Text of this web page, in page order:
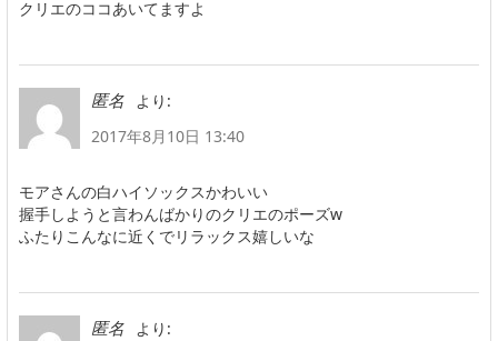
クリエのココあいてますよ
匿名
より:
2017年8月10日 13:40
モアさんの白ハイソックスかわいい
握手しようと言わんばかりのクリエのポーズw
ふたりこんなに近くでリラックス嬉しいな
匿名
より: